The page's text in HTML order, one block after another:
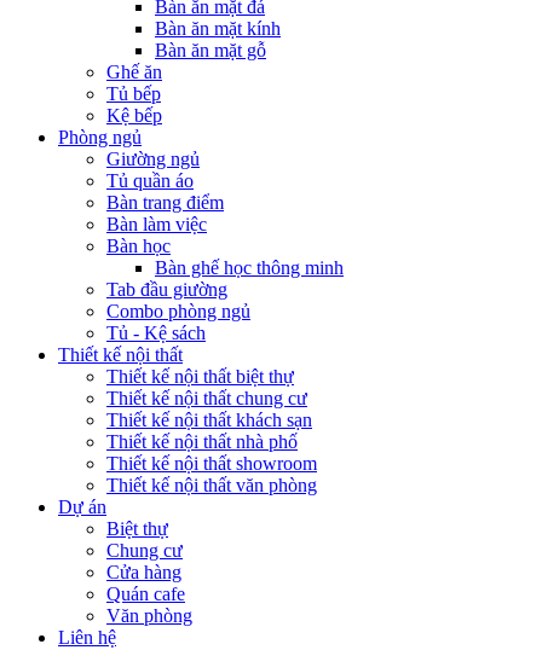
Bàn ăn mặt đá
Bàn ăn mặt kính
Bàn ăn mặt gỗ
Ghế ăn
Tủ bếp
Kệ bếp
Phòng ngủ
Giường ngủ
Tủ quần áo
Bàn trang điểm
Bàn làm việc
Bàn học
Bàn ghế học thông minh
Tab đầu giường
Combo phòng ngủ
Tủ - Kệ sách
Thiết kế nội thất
Thiết kế nội thất biệt thự
Thiết kế nội thất chung cư
Thiết kế nội thất khách sạn
Thiết kế nội thất nhà phố
Thiết kế nội thất showroom
Thiết kế nội thất văn phòng
Dự án
Biệt thự
Chung cư
Cửa hàng
Quán cafe
Văn phòng
Liên hệ